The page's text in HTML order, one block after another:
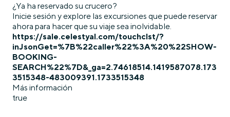
¿Ya ha reservado su crucero?
Inicie sesión y explore las excursiones que puede reservar
ahora para hacer que su viaje sea inolvidable.
https://sale.celestyal.com/touchclst/?
inJsonGet=%7B%22caller%22%3A%20%22SHOW-
BOOKING-
SEARCH%22%7D&_ga=2.74618514.1419587078.173
3515348-483009391.1733515348
Más información
true